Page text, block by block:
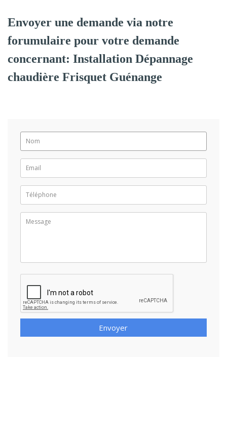
Envoyer une demande via notre
forumulaire pour votre demande
concernant: Installation Dépannage
chaudière Frisquet Guénange
Envoyer